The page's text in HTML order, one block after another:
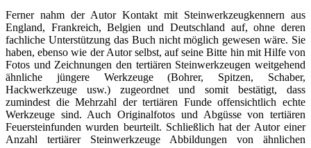
Ferner nahm der Autor Kontakt mit Steinwerkzeugkennern aus
England, Frankreich, Belgien und Deutschland auf, ohne deren
fachliche Unterstützung das Buch nicht möglich gewesen wäre. Sie
haben, ebenso wie der Autor selbst, auf seine Bitte hin mit Hilfe von
Fotos und Zeichnungen den tertiären Steinwerkzeugen weitgehend
ähnliche jüngere Werkzeuge (Bohrer, Spitzen, Schaber,
Hackwerkzeuge usw.) zugeordnet und somit bestätigt, dass
zumindest die Mehrzahl der tertiären Funde offensichtlich echte
Werkzeuge sind. Auch Originalfotos und Abgüsse von tertiären
Feuersteinfunden wurden beurteilt. Schließlich hat der Autor einer
Anzahl tertiärer Steinwerkzeuge Abbildungen von ähnlichen